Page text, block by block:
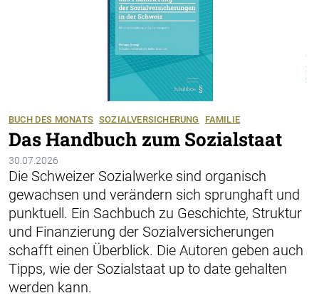
BUCH DES MONATS SOZIALVERSICHERUNG FAMILIE
Das Handbuch zum Sozialstaat
30.07.2026
Die Schweizer Sozialwerke sind organisch
gewachsen und verändern sich sprunghaft und
punktuell. Ein Sachbuch zu Geschichte, Struktur
und Finanzierung der Sozialversicherungen
schafft einen Überblick. Die Autoren geben auch
Tipps, wie der Sozialstaat up to date gehalten
werden kann.